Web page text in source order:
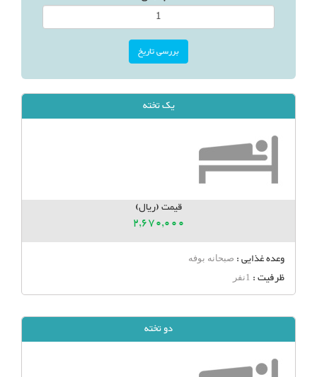
یک تخته
قیمت (ریال)
2,670,000
وعده غذایی : صبحانه بوفه
ظرفیت : 1نفر
دو تخته